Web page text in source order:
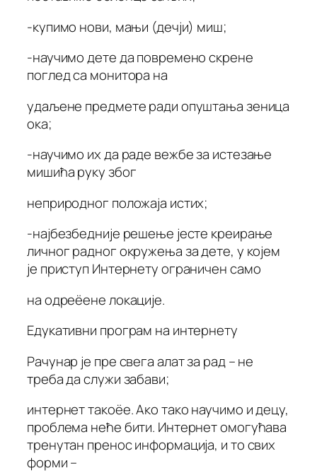
-купимо нови, мањи (дечји) миш;
-научимо дете да повремено скрене
поглед са монитора на
удаљене предмете ради опуштања зеница
ока;
-научимо их да раде вежбе за истезање
мишића руку због
неприродног положаја истих;
-најбезбедније решење јесте креирање
личног радног окружења за дете, у којем
је приступ Интернету ограничен само
на одреёене локације.
Едукативни програм на интернету
Рачунар је пре свега алат за рад – не
треба да служи забави;
интернет такоёе. Ако тако научимо и децу,
проблема неће бити. Интернет омогућава
тренутан пренос информација, и то свих
форми –